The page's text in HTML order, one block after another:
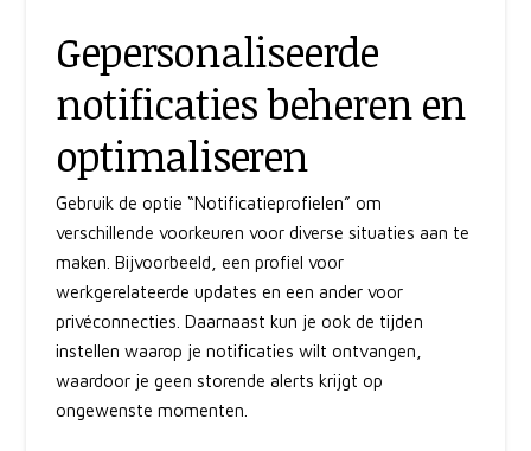
Gepersonaliseerde
notificaties beheren en
optimaliseren
Gebruik de optie “Notificatieprofielen” om
verschillende voorkeuren voor diverse situaties aan te
maken. Bijvoorbeeld, een profiel voor
werkgerelateerde updates en een ander voor
privéconnecties. Daarnaast kun je ook de tijden
instellen waarop je notificaties wilt ontvangen,
waardoor je geen storende alerts krijgt op
ongewenste momenten.